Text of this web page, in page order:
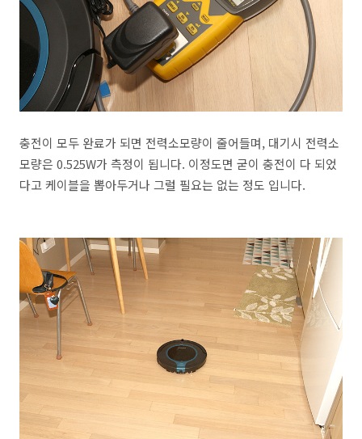
충전이 모두 완료가 되면 전력소모량이 줄어들며, 대기시 전력소
모량은 0.525W가 측정이 됩니다. 이정도면 굳이 충전이 다 되었
다고 케이블을 뽑아두거나 그럴 필요는 없는 정도 입니다.